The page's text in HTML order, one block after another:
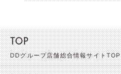
TOP
DDグループ店舗総合情報サイトTOP